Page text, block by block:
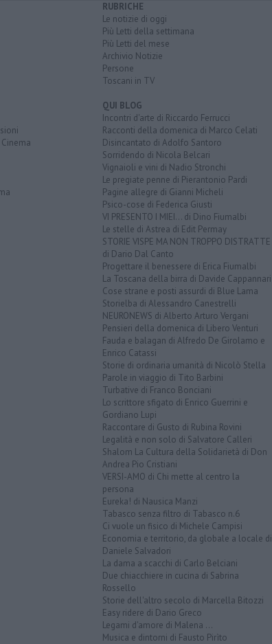
RUBRICHE
Le notizie di oggi
Più Letti della settimana
Più Letti del mese
Archivio Notizie
Persone
Toscani in TV
QUI BLOG
Incontri d'arte di Riccardo Ferrucci
Racconti della domenica di Marco Celati
Disincantato di Adolfo Santoro
Sorridendo di Nicola Belcari
Vignaioli e vini di Nadio Stronchi
Le pregiate penne di Pierantonio Pardi
Pagine allegre di Gianni Micheli
Psico-cose di Federica Giusti
VI PRESENTO I MIEI... di Dino Fiumalbi
Le stelle di Astrea di Edit Permay
STORIE VISPE MA NON TROPPO DISTRATTE
di Dario Dal Canto
Progettare il benessere di Erica Fiumalbi
La Toscana della birra di Davide Cappannari
Cose strane e posti assurdi di Blue Lama
Storielba di Alessandro Canestrelli
NEURONEWS di Alberto Arturo Vergani
Pensieri della domenica di Libero Venturi
Fauda e balagan di Alfredo De Girolamo e
Enrico Catassi
Storie di ordinaria umanità di Nicolò Stella
Parole in viaggio di Tito Barbini
Turbative di Franco Bonciani
Lo scrittore sfigato di Enrico Guerrini e
Gordiano Lupi
Raccontare di Gusto di Rubina Rovini
Legalità e non solo di Salvatore Calleri
Shalom La Cultura della Solidarietà di Don
Andrea Pio Cristiani
VERSI-AMO di Chi mette al centro la
persona
Eureka! di Nausica Manzi
Tabasco senza filtro di Tabasco n.6
Ci vuole un fisico di Michele Campisi
Economia e territorio, da globale a locale di
Daniele Salvadori
La dama a scacchi di Carlo Belciani
Due chiacchiere in cucina di Sabrina
Rossello
Storie dell'altro secolo di Marcella Bitozzi
Easy ridere di Dario Greco
Legami d'amore di Malena ...
Musica e dintorni di Fausto Pirìto